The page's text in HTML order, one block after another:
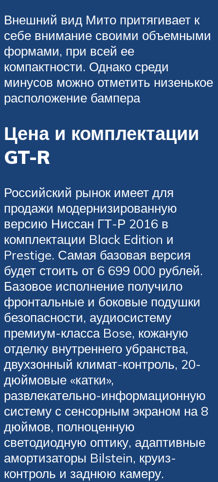
Внешний вид Мито притягивает к
себе внимание своими объемными
формами, при всей ее
компактности. Однако среди
минусов можно отметить низенькое
расположение бампера
Цена и комплектации
GT-R
Российский рынок имеет для
продажи модернизированную
версию Ниссан ГТ-Р 2016 в
комплектации Black Edition и
Prestige. Самая базовая версия
будет стоить от 6 699 000 рублей.
Базовое исполнение получило
фронтальные и боковые подушки
безопасности, аудиосистему
премиум-класса Bose, кожаную
отделку внутреннего убранства,
двухзонный климат-контроль, 20-
дюймовые «катки»,
развлекательно-информационную
систему с сенсорным экраном на 8
дюймов, полноценную
светодиодную оптику, адаптивные
амортизаторы Bilstein, круиз-
контроль и заднюю камеру.